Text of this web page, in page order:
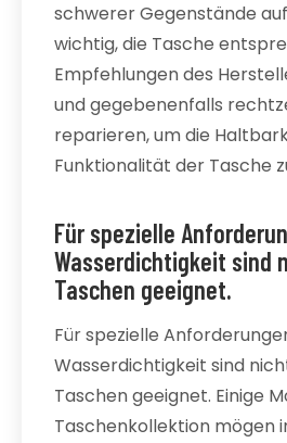
schwerer Gegenstände
wichtig, die Tasche
Empfehlungen des
und gegebenenfalls
reparieren, um die
Funktionalität der Tasche
Für spezielle
Wasserdichtigkeit sind
Taschen geeignet.
Für spezielle
Wasserdichtigkeit sind
Taschen geeignet. Einige
Taschenkollektion mögen